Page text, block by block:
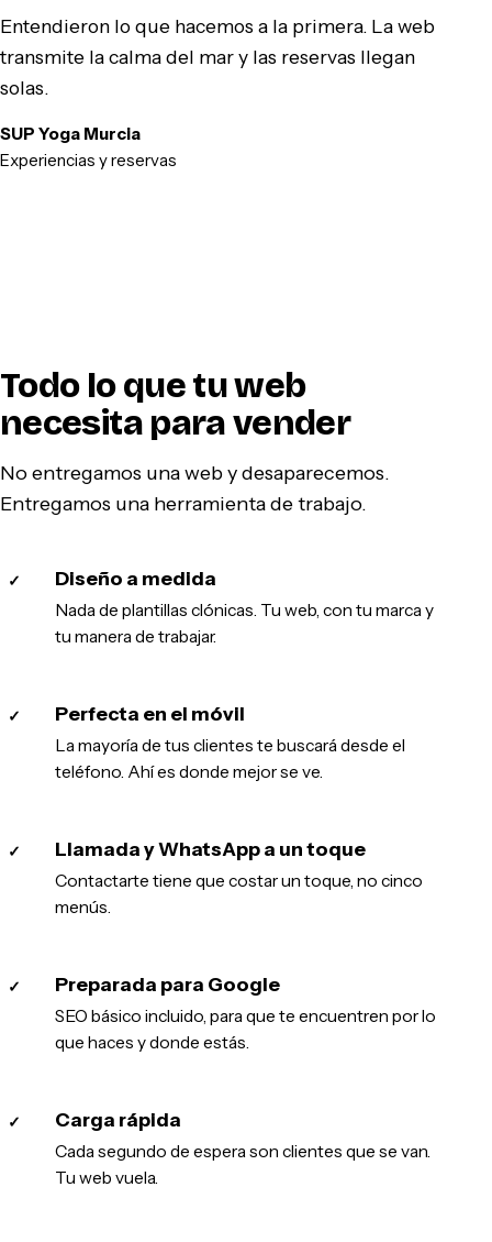
Entendieron lo que hacemos a la primera. La web
transmite la calma del mar y las reservas llegan
solas.
SUP Yoga Murcia
Experiencias y reservas
Todo lo que tu web
necesita para vender
No entregamos una web y desaparecemos.
Entregamos una herramienta de trabajo.
✓ Diseño a medida
Nada de plantillas clónicas. Tu web, con tu marca y
tu manera de trabajar.
✓ Perfecta en el móvil
La mayoría de tus clientes te buscará desde el
teléfono. Ahí es donde mejor se ve.
✓ Llamada y WhatsApp a un toque
Contactarte tiene que costar un toque, no cinco
menús.
✓ Preparada para Google
SEO básico incluido, para que te encuentren por lo
que haces y donde estás.
✓ Carga rápida
Cada segundo de espera son clientes que se van.
Tu web vuela.